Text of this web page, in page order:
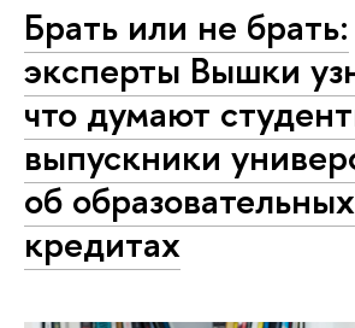
Брать или не брать:
эксперты Вышки
что думают
выпускники
об образовательных
кредитах